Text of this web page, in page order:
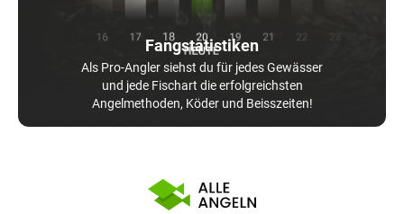
Fangstatistiken
Als Pro-Angler siehst du für jedes Gewässer
und jede Fischart die erfolgreichsten
Angelmethoden, Köder und Beisszeiten!